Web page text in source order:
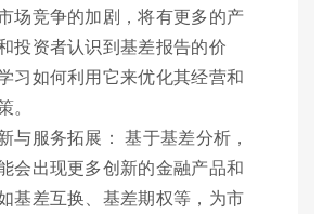
场竞争的加剧，将有更多的产
投资者认识到基差报告的价
习如何利用它来优化其经营和
。
与服务拓展： 基于基差分析，
会出现更多创新的金融产品和
基差互换、基差期权等，为市